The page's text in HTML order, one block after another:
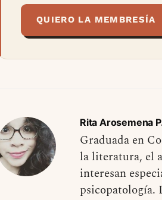
QUIERO LA MEMBRESÍA
Rita Arosemena
Graduada en
la literatura, el
interesan
psicopatología.